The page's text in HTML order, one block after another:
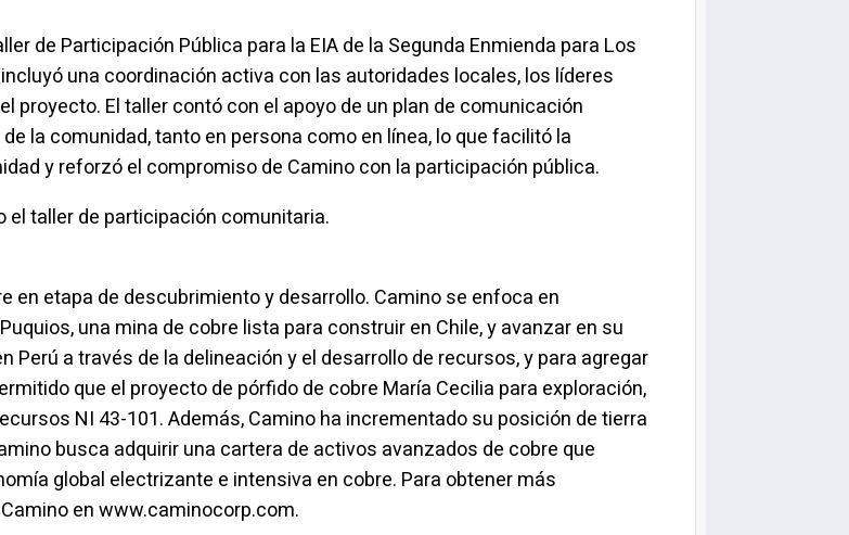
de Participación Pública para la EIA de la Segunda Enmienda para Los
una coordinación activa con las autoridades locales, los líderes
proyecto. El taller contó con el apoyo de un plan de comunicación
la comunidad, tanto en persona como en línea, lo que facilitó la
y reforzó el compromiso de Camino con la participación pública.
el taller de participación comunitaria.
en etapa de descubrimiento y desarrollo. Camino se enfoca en
una mina de cobre lista para construir en Chile, y avanzar en su
Perú a través de la delineación y el desarrollo de recursos, y para agregar
que el proyecto de pórfido de cobre María Cecilia para exploración,
NI 43-101. Además, Camino ha incrementado su posición de tierra
busca adquirir una cartera de activos avanzados de cobre que
global electrizante e intensiva en cobre. Para obtener más
en www.caminocorp.com.